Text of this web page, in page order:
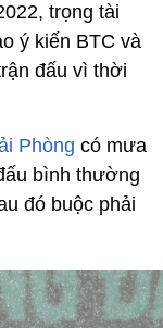
trọng tài
ý kiến BTC và
đấu vì thời
Phòng có mưa
bình thường
đó buộc phải